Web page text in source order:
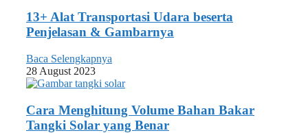
13+ Alat Transportasi Udara beserta
Penjelasan & Gambarnya
Baca Selengkapnya
28 August 2023
Cara Menghitung Volume Bahan Bakar
Tangki Solar yang Benar